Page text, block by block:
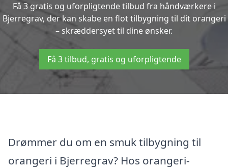
Få 3 gratis og uforpligtende tilbud fra håndværkere i
Bjerregrav, der kan skabe en flot tilbygning til dit orangeri
– skræddersyet til dine ønsker.
Få 3 tilbud, gratis og uforpligtende
Drømmer du om en smuk tilbygning til
orangeri i Bjerregrav? Hos orangeri-